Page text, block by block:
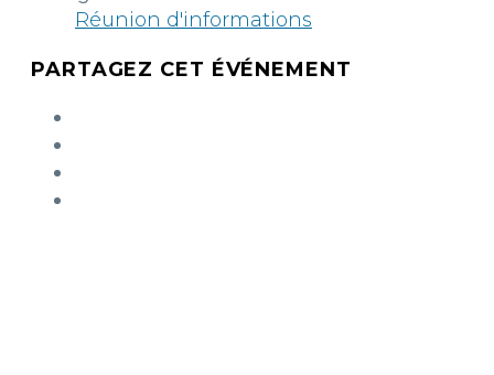
Réunion d'informations
PARTAGEZ CET ÉVÉNEMENT